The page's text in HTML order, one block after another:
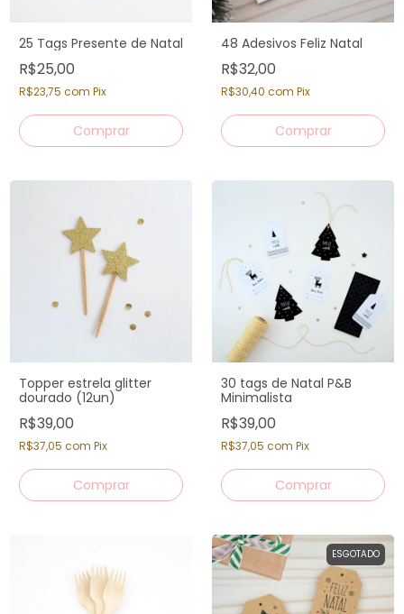
25 Tags Presente de Natal
R$25,00
R$23,75 com Pix
48 Adesivos Feliz Natal
R$32,00
R$30,40 com Pix
Topper estrela glitter
dourado (12un)
R$39,00
R$37,05 com Pix
30 tags de Natal P&B
Minimalista
R$39,00
R$37,05 com Pix
ESGOTADO